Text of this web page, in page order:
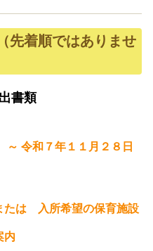
先着順ではありませ
書類
～ 令和７年１１月２８日
は 入所希望の保育施設
内